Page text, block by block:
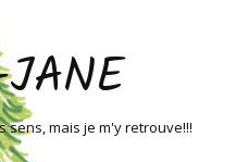
sens, mais je m'y retrouve!!!